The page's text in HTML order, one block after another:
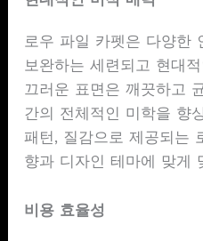
로우 파일 카펫은 다양한
보완하는 세련되고 현대
끄러운 표면은 깨끗하고
간의 전체적인 미학을 향
패턴, 질감으로 제공되는
향과 디자인 테마에 맞게
비용 효율성